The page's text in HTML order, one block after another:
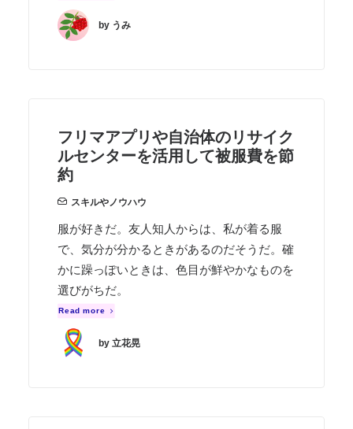
by うみ
フリマアプリや自治体のリサイク
ルセンターを活用して被服費を節
約
スキルやノウハウ
服が好きだ。友人知人からは、私が着る服
で、気分が分かるときがあるのだそうだ。確
かに躁っぽいときは、色目が鮮やかなものを
選びがちだ。
Read more
by 立花晃